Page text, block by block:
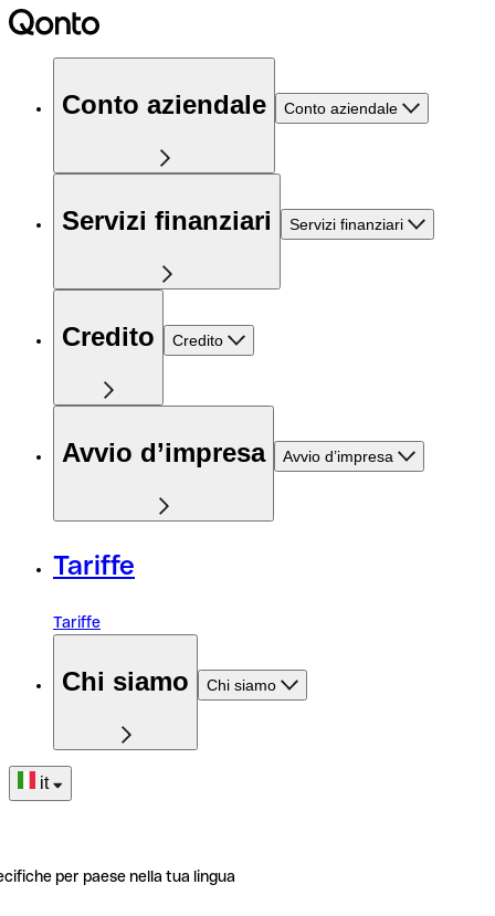
Conto aziendale Conto aziendale
Servizi finanziari Servizi finanziari
Credito Credito
Avvio d’impresa Avvio d’impresa
Tariffe
Tariffe
Chi siamo Chi siamo
it
per paese nella tua lingua